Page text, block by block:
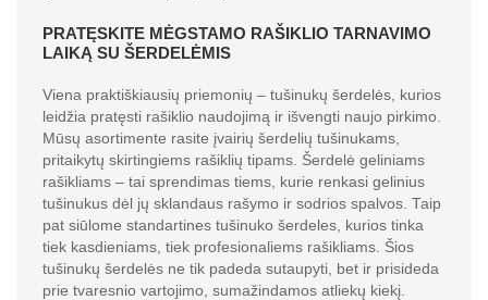
PRATĘSKITE MĖGSTAMO RAŠIKLIO TARNAVIMO
LAIKĄ SU ŠERDELĖMIS
Viena praktiškiausių priemonių – tušinukų šerdelės, kurios
leidžia pratęsti rašiklio naudojimą ir išvengti naujo pirkimo.
Mūsų asortimente rasite įvairių šerdelių tušinukams,
pritaikytų skirtingiems rašiklių tipams. Šerdelė geliniams
rašikliams – tai sprendimas tiems, kurie renkasi gelinius
tušinukus dėl jų sklandaus rašymo ir sodrios spalvos. Taip
pat siūlome standartines tušinuko šerdeles, kurios tinka
tiek kasdieniams, tiek profesionaliems rašikliams. Šios
tušinukų šerdelės ne tik padeda sutaupyti, bet ir prisideda
prie tvaresnio vartojimo, sumažindamos atliekų kiekį.